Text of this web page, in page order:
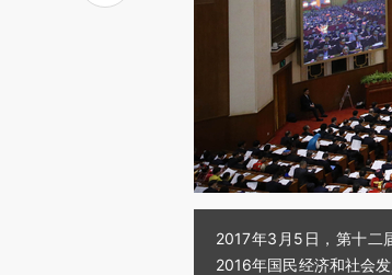
2017年3月5日，第十二
2016年国民经济和社会